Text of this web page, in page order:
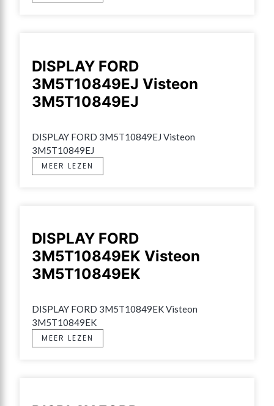
DISPLAY FORD
3M5T10849EJ Visteon
3M5T10849EJ
DISPLAY FORD 3M5T10849EJ Visteon
3M5T10849EJ
MEER LEZEN
DISPLAY FORD
3M5T10849EK Visteon
3M5T10849EK
DISPLAY FORD 3M5T10849EK Visteon
3M5T10849EK
MEER LEZEN